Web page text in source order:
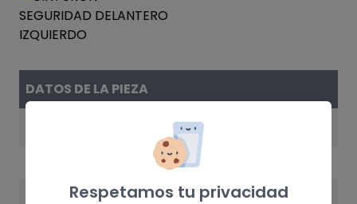
DATOS DE LA PIEZA
Respetamos tu privacidad